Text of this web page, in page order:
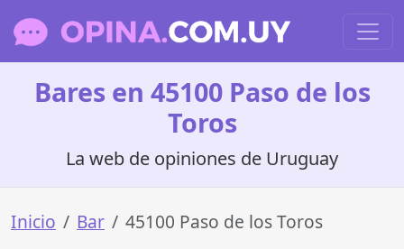
Bares en 45100 Paso de los
Toros
La web de opiniones de Uruguay
Inicio Bar 45100 Paso de los Toros